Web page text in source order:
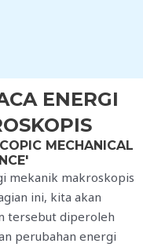
ENERGI
MECHANICAL
mekanik makroskopis
ini, kita akan
tersebut diperoleh
perubahan energi